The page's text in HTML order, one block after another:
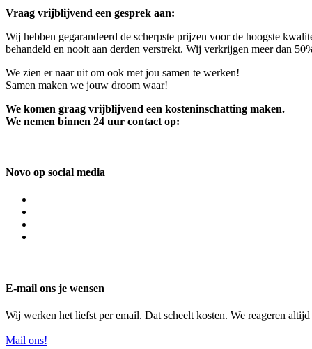
Vraag vrijblijvend een gesprek aan:
Wij hebben gegarandeerd de scherpste prijzen voor de hoogste
behandeld en nooit aan derden verstrekt. Wij verkrijgen meer dan
We zien er naar uit om ook met jou samen te werken!
Samen maken we jouw droom waar!
We komen graag vrijblijvend een kosteninschatting maken.
We nemen binnen 24 uur contact op:
Novo op social media
E-mail ons je wensen
Wij werken het liefst per email. Dat scheelt kosten. We reageren
Mail ons!